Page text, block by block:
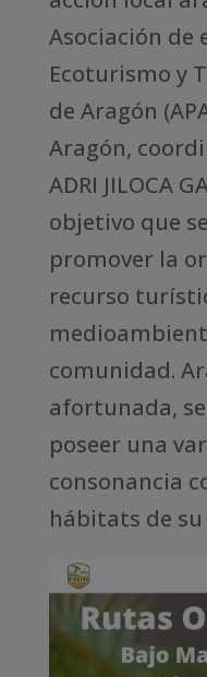
Asociación de
Ecoturismo y
de Aragón
Aragón,
ADRI JILOCA
objetivo que
promover la
recurso
comunidad.
afortunada,
poseer una
consonancia
hábitats de